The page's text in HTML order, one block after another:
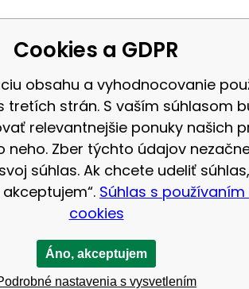
16-65-012 Varianta:
NILS EXTREME
Cookies a GDPR
obsahu a vyhodnocovanie
tretích strán. S vaším súhlasom
relevantnejšie ponuky našich
neho. Zber týchto údajov
súhlas. Ak chcete udeliť
Súhlas s
cookies
Áno, akceptujem
nastavenia s vysvetlením